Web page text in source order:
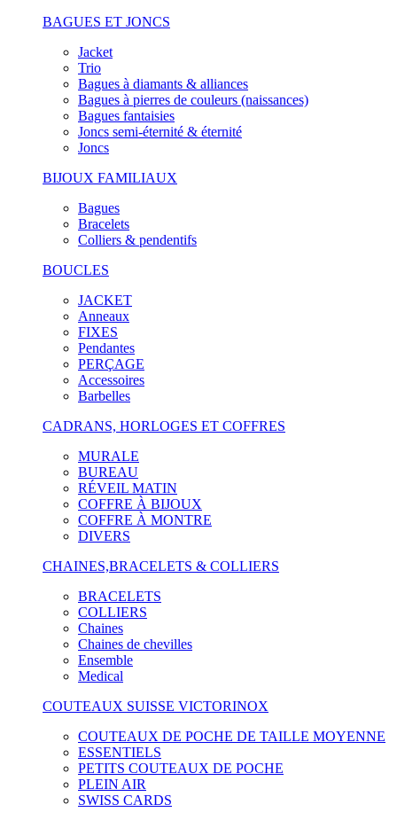
BAGUES ET JONCS
Jacket
Trio
Bagues à diamants & alliances
Bagues à pierres de couleurs (naissances)
Bagues fantaisies
Joncs semi-éternité & éternité
Joncs
BIJOUX FAMILIAUX
Bagues
Bracelets
Colliers & pendentifs
BOUCLES
JACKET
Anneaux
FIXES
Pendantes
PERÇAGE
Accessoires
Barbelles
CADRANS, HORLOGES ET COFFRES
MURALE
BUREAU
RÉVEIL MATIN
COFFRE À BIJOUX
COFFRE À MONTRE
DIVERS
CHAINES,BRACELETS & COLLIERS
BRACELETS
COLLIERS
Chaines
Chaines de chevilles
Ensemble
Medical
COUTEAUX SUISSE VICTORINOX
COUTEAUX DE POCHE DE TAILLE MOYENNE
ESSENTIELS
PETITS COUTEAUX DE POCHE
PLEIN AIR
SWISS CARDS